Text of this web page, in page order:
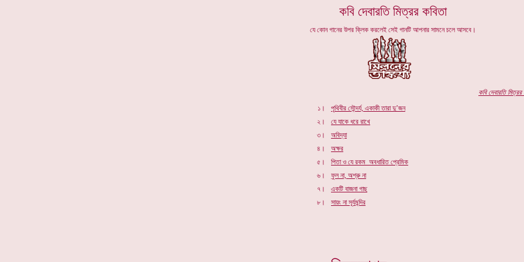
কবি দেবারতি মিত্রর কবিতা
যে কোন গানের উপর ক্লিক করলেই সেই গানটি আপনার সামনে চলে আসবে।
পৃথিবীর সৌন্দর্য, একাকী তারা দু’জন
যে যাকে ধরে রাখে
অবিদ্যা
অক্ষর
পিতা ও যে রকম অবধারিত প্রেমিক
ফুল না, অশ্রু না
একটি বাজনা গাছ
সায়ং না সূর্যমন্দির
১।
২।
৩।
৪।
৫।
৬।
৭।
৮।
কবিদেবারতি মিত্রর